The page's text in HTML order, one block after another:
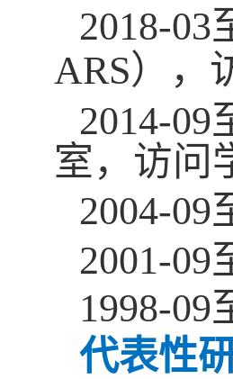
2018-03
ARS）
，
2014-09
室，访问
2004-09
2001-09
1998-09
代表性